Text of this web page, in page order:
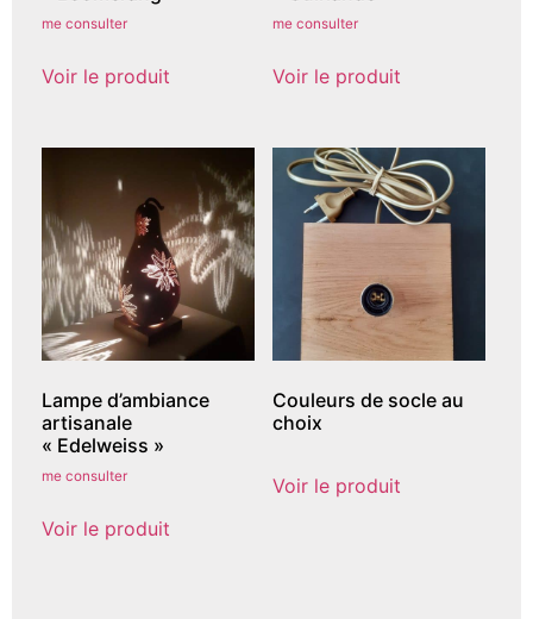
me consulter
Voir le produit
me consulter
Voir le produit
Lampe d’ambiance
artisanale
« Edelweiss »
me consulter
Voir le produit
Couleurs de socle au
choix
Voir le produit